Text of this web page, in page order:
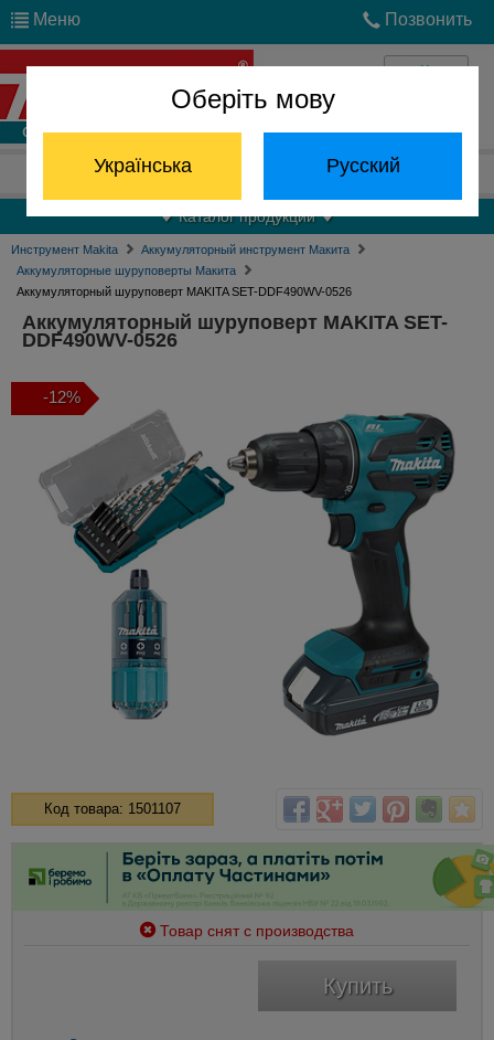
Оберіть мову
Українська Русский
Меню Позвонить
Войти
Отдел запчастей: (068) 824-24-24
Каталог продукции
Инструмент Makita
Аккумуляторный инструмент Макита
Аккумуляторные шуруповерты Макита
Аккумуляторный шуруповерт MAKITA SET-DDF490WV-0526
Аккумуляторный шуруповерт MAKITA SET-
DDF490WV-0526
-12%
Код товара: 1501107
Товар снят с производства
Купить